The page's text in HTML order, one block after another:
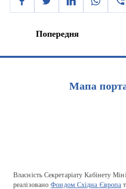
Попередня
Мапа
Власність Секретаріату Кабінету
реалізованоФондом Східна Європа